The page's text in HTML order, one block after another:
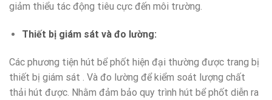
giảm thiểu tác động tiêu cực đến môi trường.
Thiết bị giám sát và đo lường:
Các phương tiện hút bể phốt hiện đại thường được trang bị
thiết bị giám sát . Và đo lường để kiểm soát lượng chất
thải hút được. Nhằm đảm bảo quy trình hút bể phốt diễn ra